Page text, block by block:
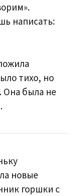
написать:
тихо, но
Она была не
новые
горшки с